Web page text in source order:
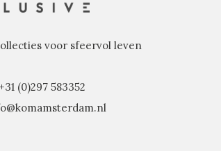
voor sfeervol leven
+31 (0)297 583352